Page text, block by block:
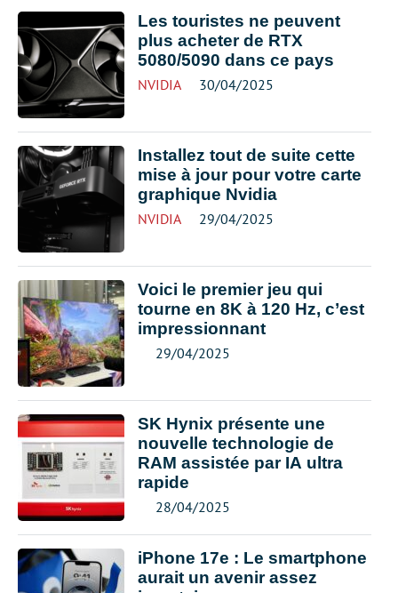
Les touristes ne peuvent
plus acheter de RTX
5080/5090 dans ce pays
NVIDIA 30/04/2025
Installez tout de suite cette
mise à jour pour votre carte
graphique Nvidia
NVIDIA 29/04/2025
Voici le premier jeu qui
tourne en 8K à 120 Hz, c’est
impressionnant
29/04/2025
SK Hynix présente une
nouvelle technologie de
RAM assistée par IA ultra
rapide
28/04/2025
iPhone 17e : Le smartphone
aurait un avenir assez